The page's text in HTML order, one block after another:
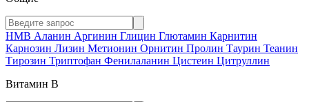
HMB Аланин Аргинин Глицин Глютамин Карнитин
Карнозин Лизин Метионин Орнитин Пролин Таурин Теанин
Тирозин Триптофан Фенилаланин Цистеин Цитруллин
Витамин В